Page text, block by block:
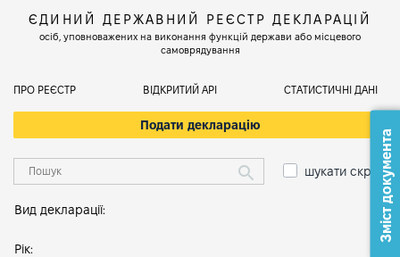
ЄДИНИЙ ДЕРЖАВНИЙ РЕЄСТР ДЕКЛАРАЦІЙ
осіб, уповноважених на виконання функцій держави або місцевого
самоврядування
ПРО РЕЄСТР ВІДКРИТИЙ АРІ СТАТИСТИЧНІ ДАНІ
Подати декларацію
шукати скрізь
Вид декларації:
Рік:
Зміст документа